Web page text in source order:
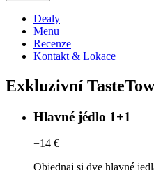
Dealy
Menu
Recenze
Kontakt & Lokace
Exkluzivní
Hlavné jédlo 1+1
−14 €
Objednaj si dve hlavné